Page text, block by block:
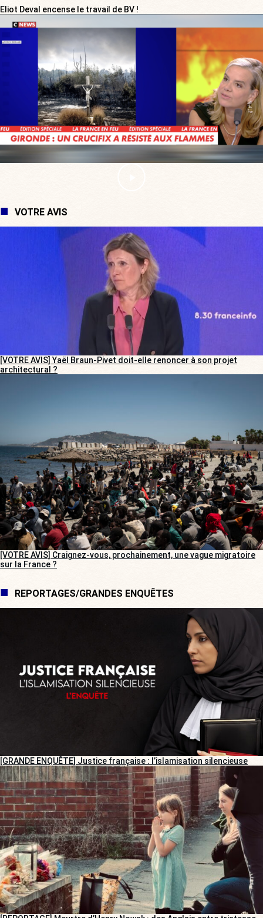
Eliot Deval encense le travail de BV !
VOTRE AVIS
[VOTRE AVIS] Yaël Braun-Pivet doit-elle renoncer à son projet
architectural ?
[VOTRE AVIS] Craignez-vous, prochainement, une vague migratoire
sur la France ?
REPORTAGES/GRANDES ENQUÊTES
[GRANDE ENQUÊTE] Justice française : l’islamisation silencieuse